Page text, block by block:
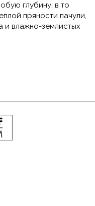
глубину, в то
пряности пачули,
и влажно-землистых